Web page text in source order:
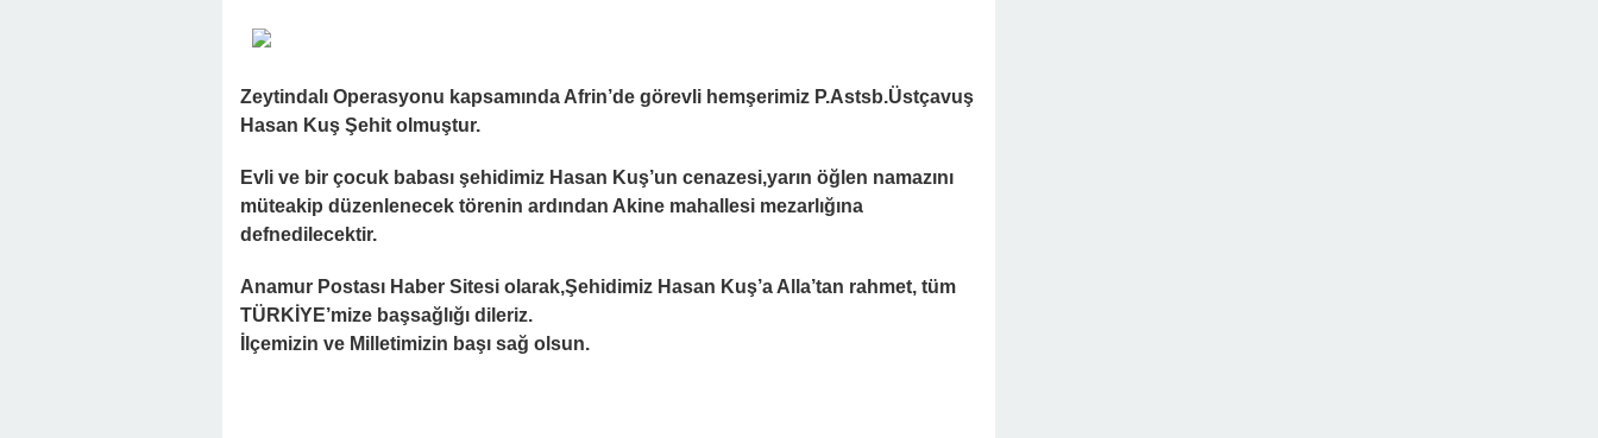
Zeytindalı Operasyonu kapsamında Afrin’de görevli hemşerimiz P.Astsb.Üstçavuş
Hasan Kuş Şehit olmuştur.
Evli ve bir çocuk babası şehidimiz Hasan Kuş’un cenazesi,yarın öğlen namazını
müteakip düzenlenecek törenin ardından Akine mahallesi mezarlığına
defnedilecektir.
Anamur Postası Haber Sitesi olarak,Şehidimiz Hasan Kuş’a Alla’tan rahmet, tüm
TÜRKİYE’mize başsağlığı dileriz.
İlçemizin ve Milletimizin başı sağ olsun.